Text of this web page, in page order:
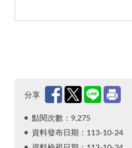
分享
點閱次數：9,275
資料發布日期：113-10-24